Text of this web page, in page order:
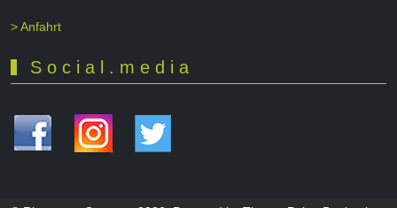
> Anfahrt
S o c i a l . m e d i a